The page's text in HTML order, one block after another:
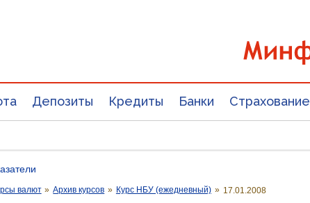
Депозиты Кредиты Банки Страхование
валют » Архив курсов » Курс НБУ (ежедневный) » 17.01.2008